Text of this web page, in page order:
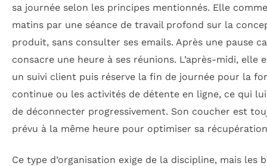
sa journée selon les principes mentionnés. Elle
matins par une séance de travail profond sur la
produit, sans consulter ses emails. Après une pause
consacre une heure à ses réunions. L’après-midi, elle
un suivi client puis réserve la fin de journée pour la
continue ou les activités de détente en ligne, ce qui
de déconnecter progressivement. Son coucher est
prévu à la même heure pour optimiser sa
Ce type d’organisation exige de la discipline, mais les